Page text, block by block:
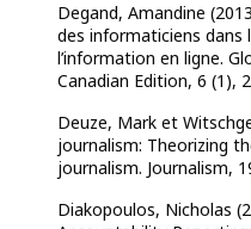
Degand, Amandine
des informaticiens dans
l’information en ligne.
Canadian Edition, 6 (1),
Deuze, Mark et
journalism: Theorizing
journalism. Journalism,
Diakopoulos, Nicholas